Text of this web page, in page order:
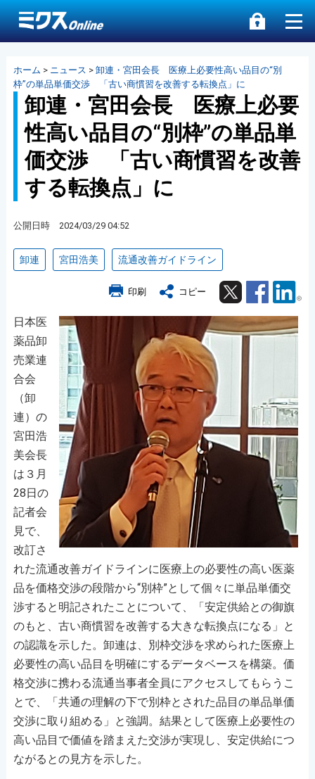
ホーム > ニュース > 卸連・宮田会長 医療上必要性高い品目の“別
枠”の単品単価交渉 「古い商慣習を改善する転換点」に
卸連・宮田会長 医療上必要
性高い品目の“別枠”の単品単
価交渉 「古い商慣習を改善
する転換点」に
公開日時 2024/03/29 04:52
卸連 宮田浩美 流通改善ガイドライン
印刷 コピー Twitter Facebook
日本医
薬品卸
売業連
合会
（卸
連）の
宮田浩
美会長
は３月
28日の
記者会
見で、
改訂さ
れた流通改善ガイドラインに医療上の必要性の高い医薬
品を価格交渉の段階から“別枠”として個々に単品単価交
渉すると明記されたことについて、「安定供給との御旗
のもと、古い商慣習を改善する大きな転換点になる」と
の認識を示した。卸連は、別枠交渉を求められた医療上
必要性の高い品目を明確にするデータベースを構築。価
格交渉に携わる流通当事者全員にアクセスしてもらうこ
とで、「共通の理解の下で別枠とされた品目の単品単価
交渉に取り組める」と強調。結果として医療上必要性の
高い品目で価値を踏まえた交渉が実現し、安定供給につ
ながるとの見方を示した。